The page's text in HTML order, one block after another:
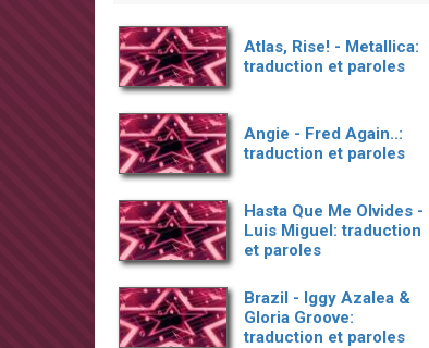
Atlas, Rise! - Metallica:
traduction et paroles
Angie - Fred Again..:
traduction et paroles
Hasta Que Me Olvides -
Luis Miguel: traduction
et paroles
Brazil - Iggy Azalea &
Gloria Groove:
traduction et paroles